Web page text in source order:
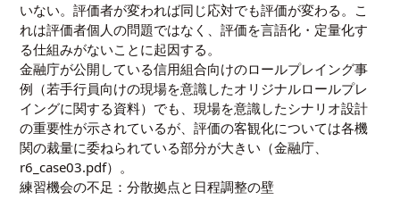
いない。評価者が変われば同じ応対でも評価が変わる。こ
れは評価者個人の問題ではなく、評価を言語化・定量化す
る仕組みがないことに起因する。
金融庁が公開している信用組合向けのロールプレイング事
例（若手行員向けの現場を意識したオリジナルロールプレ
イングに関する資料）でも、現場を意識したシナリオ設計
の重要性が示されているが、評価の客観化については各機
関の裁量に委ねられている部分が大きい（金融庁、
r6_case03.pdf）。
練習機会の不足：分散拠点と日程調整の壁